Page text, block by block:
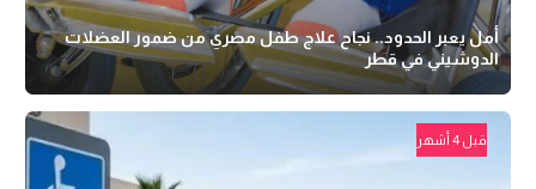
أمل يعبر الحدود.. نجاح علاج طفل مصري من ضمور العضلات
الدوشيني في قطر
قبل 4 أشهر